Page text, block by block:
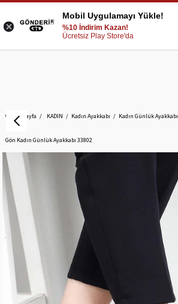
Anasayfa KADIN Kadın Ayakkabı Kadın Günlük Ayakkabı
Gön Kadın Günlük Ayakkabı 33802
Mobil Uygulamayı Yükle!
%10 İndirim Kazan!
Ücretsiz Play Store'da